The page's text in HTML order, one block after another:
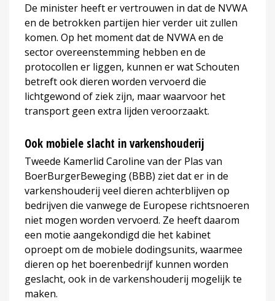
De minister heeft er vertrouwen in dat de NVWA
en de betrokken partijen hier verder uit zullen
komen. Op het moment dat de NVWA en de
sector overeenstemming hebben en de
protocollen er liggen, kunnen er wat Schouten
betreft ook dieren worden vervoerd die
lichtgewond of ziek zijn, maar waarvoor het
transport geen extra lijden veroorzaakt.
Ook mobiele slacht in varkenshouderij
Tweede Kamerlid Caroline van der Plas van
BoerBurgerBeweging (BBB) ziet dat er in de
varkenshouderij veel dieren achterblijven op
bedrijven die vanwege de Europese richtsnoeren
niet mogen worden vervoerd. Ze heeft daarom
een motie aangekondigd die het kabinet
oproept om de mobiele dodingsunits, waarmee
dieren op het boerenbedrijf kunnen worden
geslacht, ook in de varkenshouderij mogelijk te
maken.